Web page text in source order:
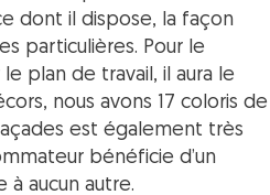
dont il dispose, la façon
particulières. Pour le
plan de travail, il aura le
nous avons 17 coloris de
est également très
bénéficie d’un
aucun autre.